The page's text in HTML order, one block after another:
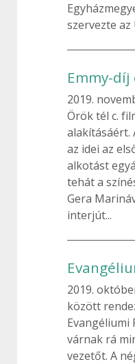
szervezte az
Emmy-díj
2019.
Örök tél c.
alakításáért.
az idei az
alkotást
tehát a
Gera
interjút...
2019.
között
Evangéliumi
várnak rá
vezetőt. A